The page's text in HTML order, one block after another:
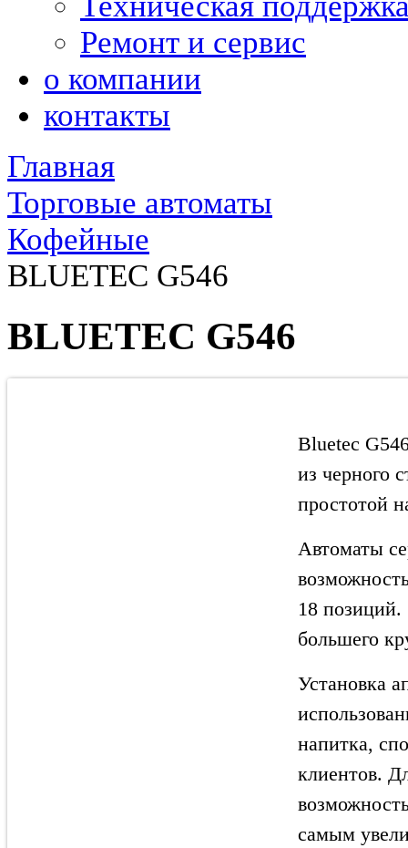
Ремонт и сервис
о компании
контакты
Главная
Торговые автоматы
Кофейные
BLUETEC G546
BLUETEC G546
Bluetec
из черного
простотой
Автоматы
18 позиций.
большего
Установка
напитка,
клиентов.
самым